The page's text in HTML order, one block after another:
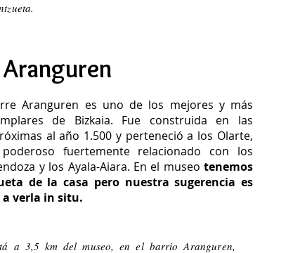
Aranguren es uno de los mejores y más
de Bizkaia. Fue construida en las
al año 1.500 y perteneció a los Olarte,
fuertemente relacionado con los
y los Ayala-Aiara. En el museo tenemos
de la casa pero nuestra sugerencia es
a verla in situ.
a 3,5 km del museo, en el barrio Aranguren,